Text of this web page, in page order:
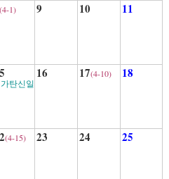
(4-1) 9 10 11
탄신일
16 17(4-10) 18
(4-15) 23 24 25